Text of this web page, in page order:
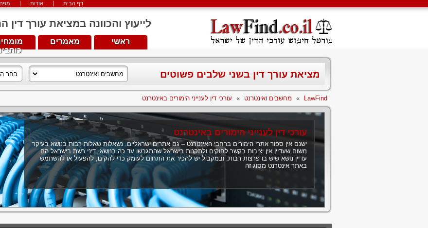
אודות דף הבית
לייעוץ והכוונה במציאת עורך דין התקשרו
מאמרים ראשי
מציאת עורך דין בשני שלבים פשוטים
LawFind
» מחשבים ואינטרנט » עורכי דין לענייני הימורים באינטרנט
עורכי דין לענייני הימורים באינטרנט
ישנם אין ספור אתרי הימורים ברחבי האינטרנט – גם אתרים ישראליים. נשאלות שאלות רבות בנושא בעיקר
משום שעדיין אין יציבות בקשר לחוקים ולתקנות בישראל שהתגבשו עד כה בנושא. דיני רשת בישראל הם
עדיין נושא שיש בו פרצות רבות, ובמקביל יש להכיר את התחום לעומק כדי להקים, להפעיל או להשתמש
באתר אינטרנט מסוג זה